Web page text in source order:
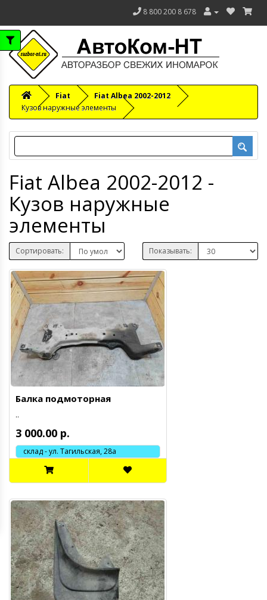
8 800 200 8 678
Fiat
Fiat Albea 2002-2012
Кузов наружные элементы
Fiat Albea 2002-2012 -
Кузов наружные
элементы
Сортировать: Показывать:
Балка подмоторная
..
3 000.00 р.
склад - ул. Тагильская, 28а